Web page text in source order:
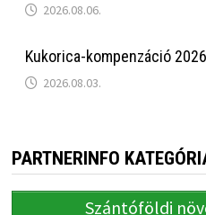
2026.08.06.
Kukorica-kompenzáció
2026.08.03.
PARTNERINFO
Szántóföldi